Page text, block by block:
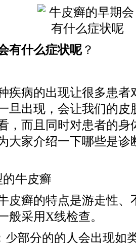
有什么症状呢？
病的出现让很多患者
旦出现，会让我们的皮
，而且同时对患者的身
大家介绍一下哪些是诊
牛皮癣
癣的特点是游走性、
般采用X线检查。
分的的人会出现如